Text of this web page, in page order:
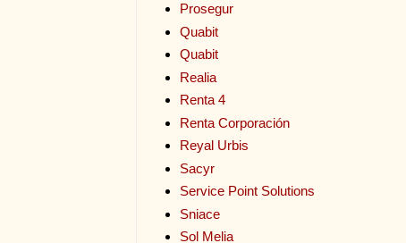
Prosegur
Quabit
Quabit
Realia
Renta 4
Renta Corporación
Reyal Urbis
Sacyr
Service Point Solutions
Sniace
Sol Melia